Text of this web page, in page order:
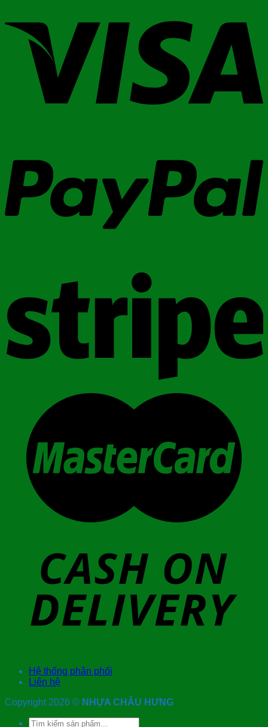
Hệ thống phân phối
Liên hệ
Copyright 2026 © NHỰA CHÂU HƯNG
Tìm